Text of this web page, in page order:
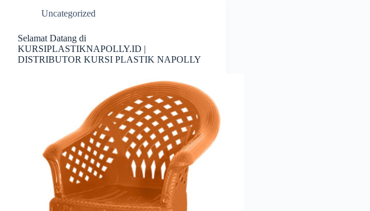
Uncategorized
Selamat Datang di
KURSIPLASTIKNAPOLLY.ID |
DISTRIBUTOR KURSI PLASTIK NAPOLLY